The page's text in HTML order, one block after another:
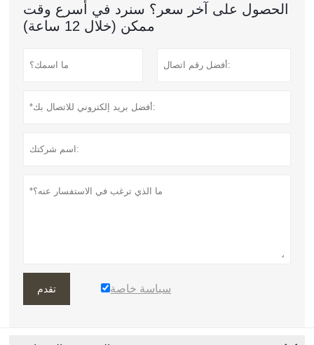
الحصول على آخر سعر؟ سنرد في أسرع وقت
ممكن (خلال 12 ساعة)
تقدم سياسة خاصة